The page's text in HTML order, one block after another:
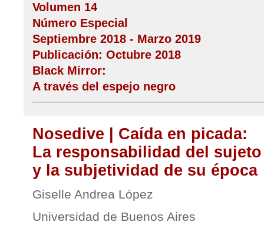
Volumen 14
Número Especial
Septiembre 2018 - Marzo 2019
Publicación: Octubre 2018
Black Mirror:
A través del espejo negro
Nosedive | Caída en picada:
La responsabilidad del sujeto
y la subjetividad de su época
Giselle Andrea López
Universidad de Buenos Aires